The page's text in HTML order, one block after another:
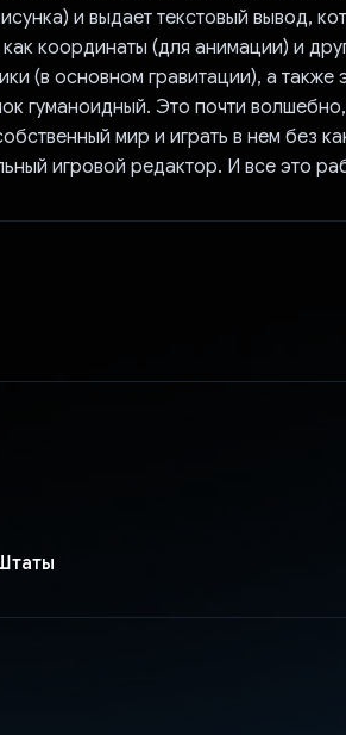
и выдает текстовый вывод,
как координаты (для анимации) и
(в основном гравитации), а также
гуманоидный. Это почти
мир и играть в нем без
игровой редактор. И все это